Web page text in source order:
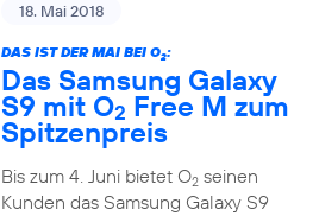
18. Mai 2018
DAS IST DER MAI BEI O2:
Das Samsung Galaxy
S9 mit O2 Free M zum
Spitzenpreis
Bis zum 4. Juni bietet O2seinen
Kunden das Samsung Galaxy S9